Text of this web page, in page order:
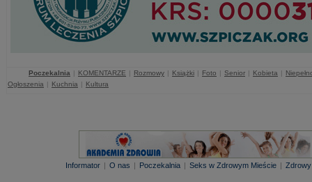
Poczekalnia | KOMENTARZE | Rozmowy | Książki | Foto | Senior | Kobieta |
Ogłoszenia | Kuchnia | Kultura
Informator | O nas | Poczekalnia | Seks w Zdrowym Mieście |